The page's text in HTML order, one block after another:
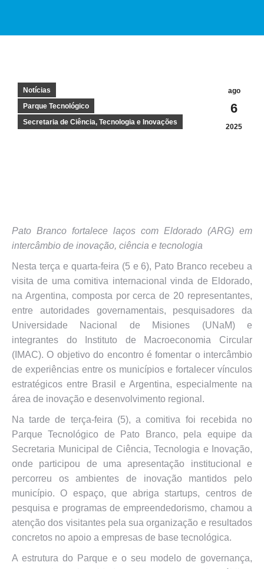
ago
6
2025
Notícias
Parque Tecnológico
Secretaria de Ciência, Tecnologia e Inovações
Pato Branco fortalece laços com Eldorado (ARG) em
intercâmbio de inovação, ciência e tecnologia
Nesta terça e quarta-feira (5 e 6), Pato Branco recebeu a
visita de uma comitiva internacional vinda de Eldorado,
na Argentina, composta por cerca de 20 representantes,
entre autoridades governamentais, pesquisadores da
Universidade Nacional de Misiones (UNaM) e
integrantes do Instituto de Macroeconomia Circular
(IMAC). O objetivo do encontro é fomentar o intercâmbio
de experiências entre os municípios e fortalecer vínculos
estratégicos entre Brasil e Argentina, especialmente na
área de inovação e desenvolvimento regional.
Na tarde de terça-feira (5), a comitiva foi recebida no
Parque Tecnológico de Pato Branco, pela equipe da
Secretaria Municipal de Ciência, Tecnologia e Inovação,
onde participou de uma apresentação institucional e
percorreu os ambientes de inovação mantidos pelo
município. O espaço, que abriga startups, centros de
pesquisa e programas de empreendedorismo, chamou a
atenção dos visitantes pela sua organização e resultados
concretos no apoio a empresas de base tecnológica.
A estrutura do Parque e o seu modelo de governança,